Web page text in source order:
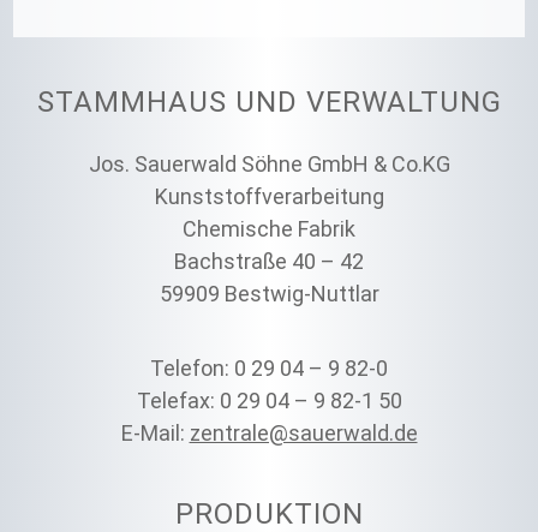
STAMMHAUS UND VERWALTUNG
Jos. Sauerwald Söhne GmbH & Co.KG
Kunststoffverarbeitung
Chemische Fabrik
Bachstraße 40 – 42
59909 Bestwig-Nuttlar
Telefon: 0 29 04 – 9 82-0
Telefax: 0 29 04 – 9 82-1 50
E-Mail: zentrale@sauerwald.de
PRODUKTION